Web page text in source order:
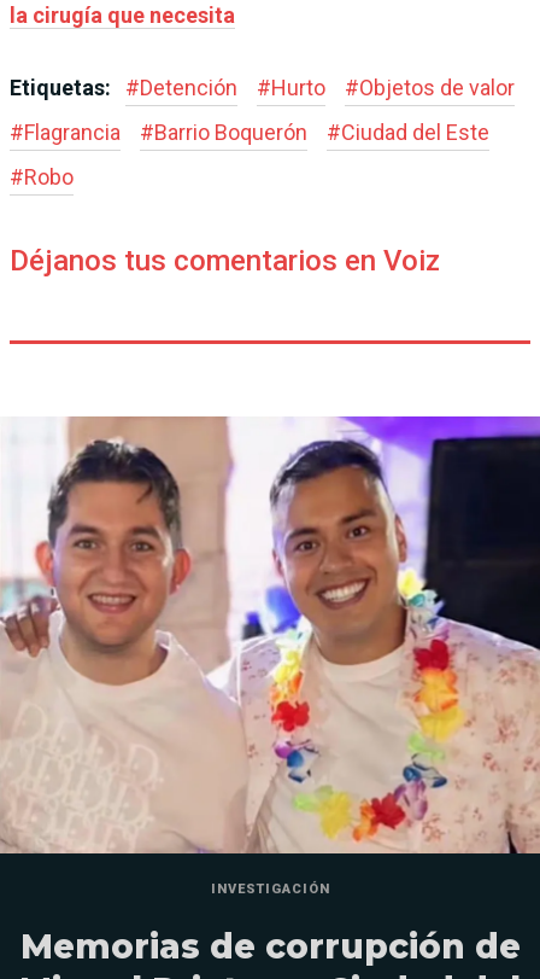
la cirugía que necesita
Etiquetas: #Detención #Hurto #Objetos de valor
#Flagrancia #Barrio Boquerón #Ciudad del Este
#Robo
Déjanos tus comentarios en Voiz
INVESTIGACIÓN
Memorias de corrupción de